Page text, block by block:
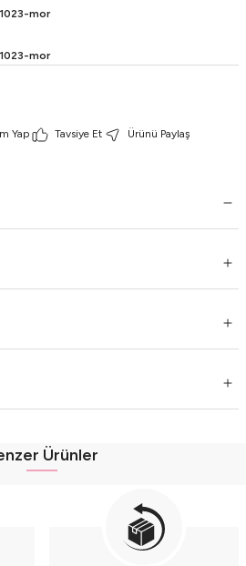
mor
mor
Yap Tavsiye Et
Ürünü Paylaş
Ürünler
3’lü Mavi Pamuk Takım (2-3-4 Yaş) - Renkli